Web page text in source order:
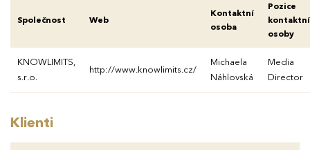
Společnost Web
Kontaktní
osoba
Pozice
kontaktní
osoby
KNOWLIMITS,
s.r.o.
http://www.knowlimits.cz/
Michaela
Náhlovská
Media
Director
Klienti